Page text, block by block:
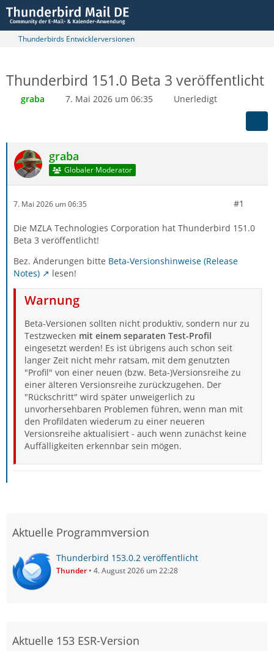
Thunderbirds Entwicklerversionen
Thunderbird 151.0 Beta 3 veröffentlicht
graba 7. Mai 2026 um 06:35 Unerledigt
graba
Globaler Moderator
7. Mai 2026 um 06:35 #1
Die MZLA Technologies Corporation hat Thunderbird 151.0
Beta 3 veröffentlicht!
Bez. Änderungen bitte Beta-Versionshinweise (Release
Notes)
lesen!
Warnung
Beta-Versionen sollten nicht produktiv, sondern nur zu
Testzwecken mit einem separaten Test-Profil
eingesetzt werden! Es ist übrigens auch schon seit
langer Zeit nicht mehr ratsam, mit dem genutzten
"Profil" von einer neuen (bzw. Beta-)Versionsreihe zu
einer älteren Versionsreihe zurückzugehen. Der
"Rückschritt" wird später unweigerlich zu
unvorhersehbaren Problemen führen, wenn man mit
den Profildaten wiederum zu einer neueren
Versionsreihe aktualisiert - auch wenn zunächst keine
Auffälligkeiten erkennbar sein mögen.
Aktuelle Programmversion
Thunderbird 153.0.2 veröffentlicht
Thunder 4. August 2026 um 22:28
Aktuelle 153 ESR-Version